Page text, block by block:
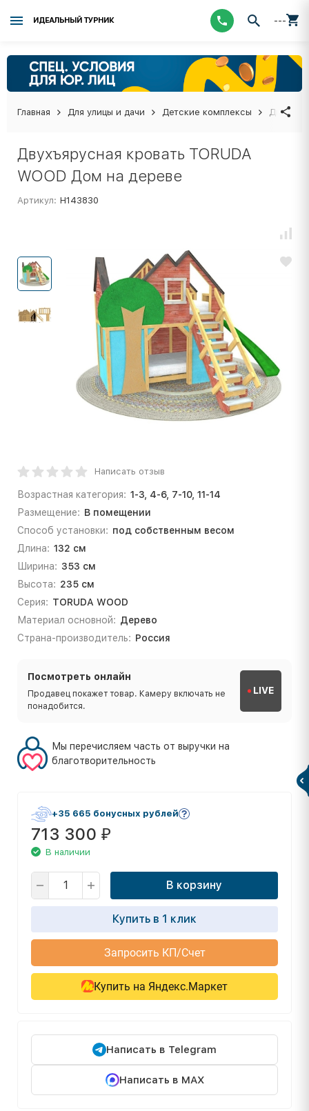
ИДЕАЛЬНЫЙ ТУРНИК ---
Главная Для улицы и дачи Детские комплексы
Двухъярусная кровать TORUDA
WOOD Дом на дереве
Артикул: Н143830
Написать отзыв
Возрастная категория: 1-3, 4-6, 7-10, 11-14
Размещение: В помещении
Способ установки: под собственным весом
Длина: 132 см
Ширина: 353 см
Высота: 235 см
Серия: TORUDA WOOD
Материал основной: Дерево
Страна-производитель: Россия
Посмотреть онлайн
Продавец покажет товар. Камеру включать не
понадобится.
LIVE
Мы перечисляем часть от выручки на
благотворительность
+35 665 бонусных рублей
713 300 ₽
В наличии
В корзину
Купить в 1 клик
Запросить КП/Счет
Купить на Яндекс.Маркет
Написать в Telegram
Написать в MAX